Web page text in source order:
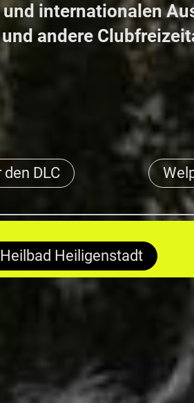
internationalen
andere
den DLC
Heiligenstadt